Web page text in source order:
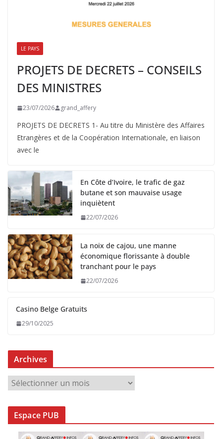
LE PAYS
PROJETS DE DECRETS – CONSEILS
DES MINISTRES
23/07/2026 grand_affery
PROJETS DE DECRETS 1- Au titre du Ministère des Affaires
Etrangères et de la Coopération Internationale, en liaison
avec le
En Côte d’Ivoire, le trafic de gaz
butane et son mauvaise usage
inquiètent
22/07/2026
La noix de cajou, une manne
économique florissante à double
tranchant pour le pays
22/07/2026
Casino Belge Gratuits
29/10/2025
Archives
r
c
Espace PUB